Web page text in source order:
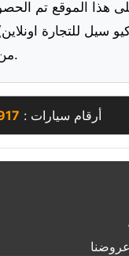
هذا الموقع تم
سيل للتجارة
من الأغراض المعلنة شخصيا والقيام بالفحص قبل الشراء.
أرقام سيارات :